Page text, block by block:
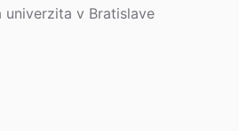
v Bratislave